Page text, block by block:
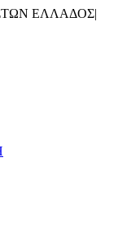
ΕΛΛΑΔΟΣ|